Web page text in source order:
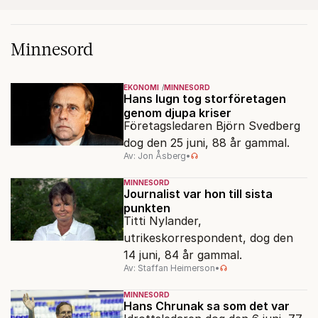
Minnesord
EKONOMI MINNESORD
Hans lugn tog storföretagen
genom djupa kriser
Företagsledaren Björn Svedberg
dog den 25 juni, 88 år gammal.
Av: Jon Åsberg•
MINNESORD
Journalist var hon till sista
punkten
Titti Nylander,
utrikeskorrespondent, dog den
14 juni, 84 år gammal.
Av: Staffan Heimerson•
MINNESORD
Hans Chrunak sa som det var